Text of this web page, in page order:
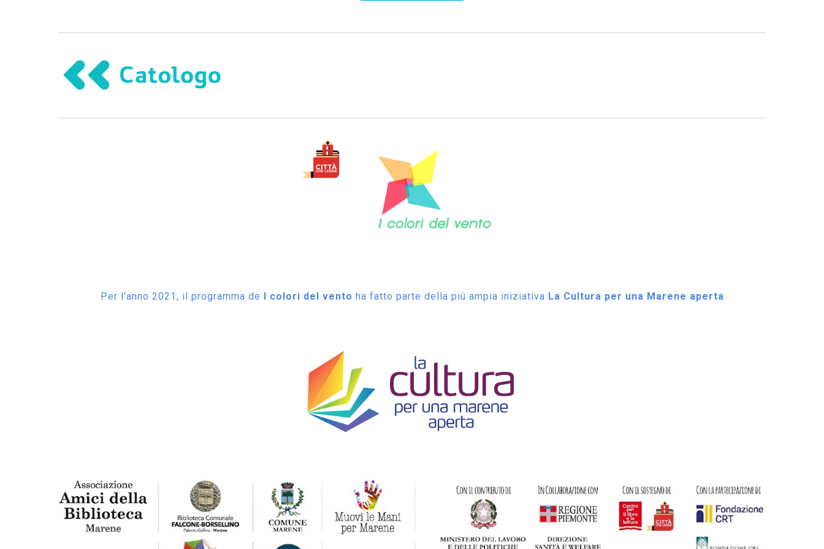
Per l'anno 2021, il programma de I colori del vento ha fatto parte della più ampia iniziativa La Cultura per una Marene aperta